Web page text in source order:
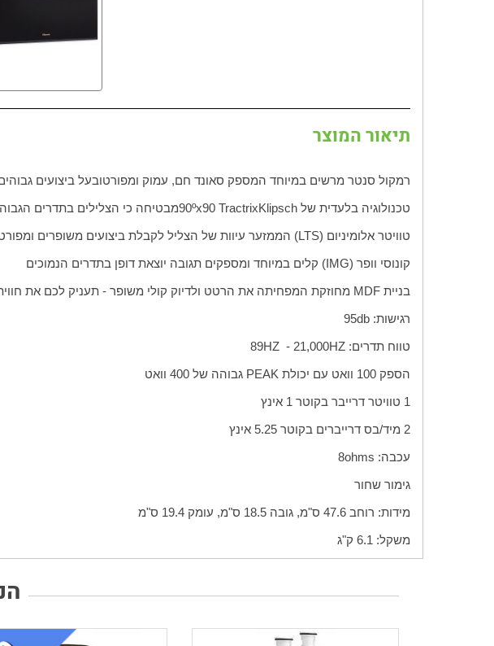
תיאור המוצר
רמקול סנטר מרשים במיוחד המספק סאונד חם, עמוק ומפורטובעל ביצועים
טכנולוגיה בלעדית של Klipsch
Tractrix
90ºxמבטיחה כי הצלילים בתדרים
טוויטר אלומיניום (LTS) הממזער עיוות של הצליל לקבלת ביצועים משופרים
קונוסי וופר (IMG) קלים במיוחד ומספקים תגובה יוצאת דופן בתדרים הנמוכים
בניית MDF מחוזקת המפחיתה את הרטט ולדיוק קולי משופר - תעניק לכם את
רגישות: db
95
טווח תדרים: HZ
21,000 -
HZ
89
הספק 100 וואט עם יכולת
PEAK גבוהה של 400 וואט
1 טוויטר דרייבר בקוטר 1 אינץ
2 מיד/בס דרייברים בקוטר 5.25 אינץ
עכבה: ohms
8
גימור שחור
מידות: רוחב 47.6 ס"מ, גובה 18.5 ס"מ, עומק 19.4 ס"מ
משקל: 6.1 ק"ג